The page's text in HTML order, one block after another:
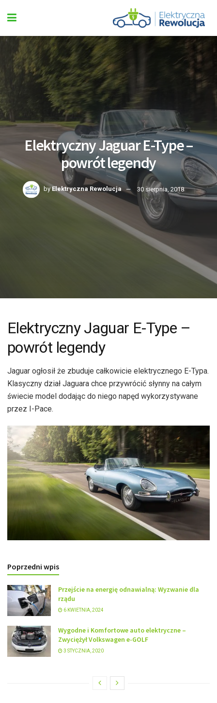
Elektryczny Jaguar E-Type –
powrót legendy
by Elektryczna Rewolucja 30 sierpnia, 2018
Elektryczny Jaguar E-Type –
powrót legendy
Jaguar ogłosił że zbuduje całkowicie elektrycznego E-Typa.
Klasyczny dział Jaguara chce przywrócić słynny na całym
świecie model dodając do niego napęd wykorzystywane
przez I-Pace.
Poprzedni wpis
Przejście na energię odnawialną: Wyzwanie dla
rządu
6 KWIETNIA, 2024
Wygodne i Komfortowe auto elektryczne –
Zwyciężył Volkswagen e-GOLF
3 STYCZNIA, 2020